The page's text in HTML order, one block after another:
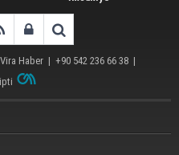
Vira Haber | +90 542 236 66 38 |